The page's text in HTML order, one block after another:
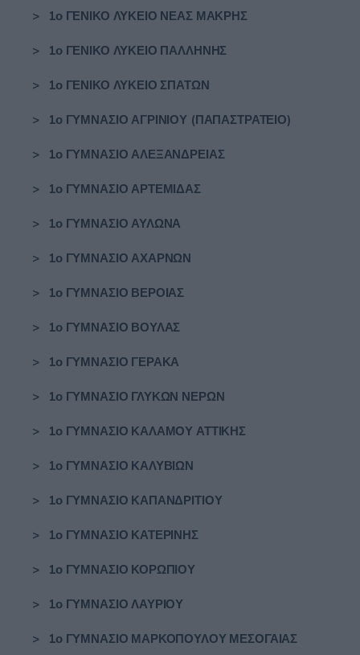
>
1ο ΓΕΝΙΚΟ ΛΥΚΕΙΟ ΝΕΑΣ ΜΑΚΡΗΣ
> 1ο ΓΕΝΙΚΟ ΛΥΚΕΙΟ ΠΑΛΛΗΝΗΣ
> 1ο ΓΕΝΙΚΟ ΛΥΚΕΙΟ ΣΠΑΤΩΝ
> 1ο ΓΥΜΝΑΣΙΟ ΑΓΡΙΝΙΟΥ (ΠΑΠΑΣΤΡΑΤΕΙΟ)
> 1ο ΓΥΜΝΑΣΙΟ ΑΛΕΞΑΝΔΡΕΙΑΣ
> 1ο ΓΥΜΝΑΣΙΟ ΑΡΤΕΜΙΔΑΣ
> 1ο ΓΥΜΝΑΣΙΟ ΑΥΛΩΝΑ
> 1ο ΓΥΜΝΑΣΙΟ ΑΧΑΡΝΩΝ
> 1ο ΓΥΜΝΑΣΙΟ ΒΕΡΟΙΑΣ
> 1ο ΓΥΜΝΑΣΙΟ ΒΟΥΛΑΣ
> 1ο ΓΥΜΝΑΣΙΟ ΓΕΡΑΚΑ
> 1ο ΓΥΜΝΑΣΙΟ ΓΛΥΚΩΝ ΝΕΡΩΝ
> 1ο ΓΥΜΝΑΣΙΟ ΚΑΛΑΜΟΥ ΑΤΤΙΚΗΣ
> 1ο ΓΥΜΝΑΣΙΟ ΚΑΛΥΒΙΩΝ
> 1ο ΓΥΜΝΑΣΙΟ ΚΑΠΑΝΔΡΙΤΙΟΥ
> 1ο ΓΥΜΝΑΣΙΟ ΚΑΤΕΡΙΝΗΣ
> 1ο ΓΥΜΝΑΣΙΟ ΚΟΡΩΠΙΟΥ
> 1ο ΓΥΜΝΑΣΙΟ ΛΑΥΡΙΟΥ
> 1ο ΓΥΜΝΑΣΙΟ ΜΑΡΚΟΠΟΥΛΟΥ ΜΕΣΟΓΑΙΑΣ